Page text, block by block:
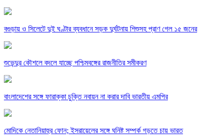
বগুড়ায় ও সিলেটে দুই ঘণ্টার ব্যবধানে সড়ক দুর্ঘটনায় শিশুসহ প্রাণ গেল ১৫ জনের
শুভেন্দুর কৌশলে বদলে যাচ্ছে পশ্চিমবঙ্গের রাজনীতির সমীকরণ
বাংলাদেশের সঙ্গে ফারাক্কা চুক্তি নবায়ন না করার দাবি ভারতীয় এমপির
মোদিকে নেতানিয়াহুর ফোন; ইসরায়েলের সঙ্গে ঘনিষ্ট সম্পর্ক গড়তে চায় ভারত